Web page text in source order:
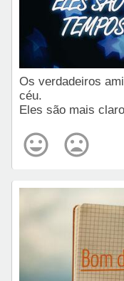
Os verdadeiros
céu.
Eles são mais